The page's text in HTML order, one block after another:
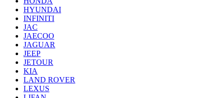
HYUNDAI
INFINITI
JAC
JAECOO
JAGUAR
JEEP
JETOUR
KIA
LAND ROVER
LEXUS